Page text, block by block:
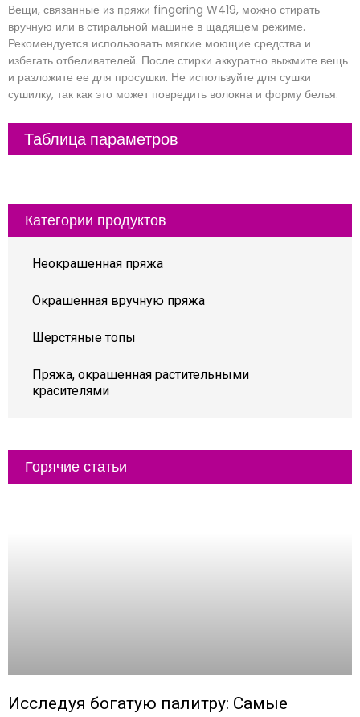
Вещи, связанные из пряжи fingering W419, можно стирать
вручную или в стиральной машине в щадящем режиме.
Рекомендуется использовать мягкие моющие средства и
избегать отбеливателей. После стирки аккуратно выжмите вещь
и разложите ее для просушки. Не используйте для сушки
сушилку, так как это может повредить волокна и форму белья.
Таблица параметров
Категории продуктов
Неокрашенная пряжа
Окрашенная вручную пряжа
Шерстяные топы
Пряжа, окрашенная растительными
красителями
Горячие статьи
Исследуя богатую палитру: Самые